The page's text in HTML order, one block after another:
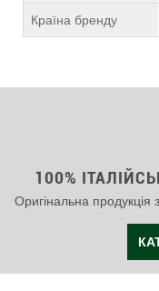
Країна бренду
100%
Оригінальна продукція